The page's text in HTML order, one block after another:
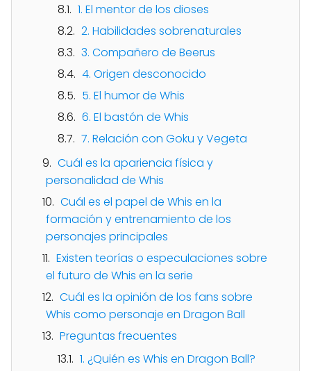
1. El mentor de los dioses
2. Habilidades sobrenaturales
3. Compañero de Beerus
4. Origen desconocido
5. El humor de Whis
6. El bastón de Whis
7. Relación con Goku y Vegeta
Cuál es la apariencia física y
personalidad de Whis
Cuál es el papel de Whis en la
formación y entrenamiento de los
personajes principales
Existen teorías o especulaciones sobre
el futuro de Whis en la serie
Cuál es la opinión de los fans sobre
Whis como personaje en Dragon Ball
Preguntas frecuentes
1. ¿Quién es Whis en Dragon Ball?